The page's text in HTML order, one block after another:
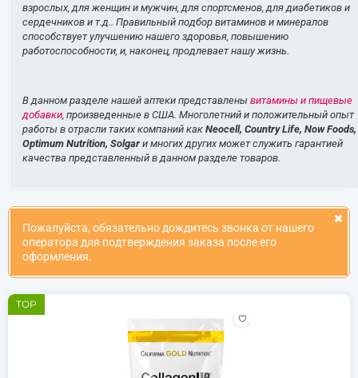
взрослых, для женщин и мужчин, для спортсменов, для диабетиков и
сердечников и т.д.. Правильный подбор витаминов и минералов
способствует улучшению нашего здоровья, повышению
работоспособности, и, наконец, продлевает нашу жизнь.
В данном разделе нашей аптеки представлены витамины и пищевые
добавки, произведенные в США. Многолетний и положительный опыт
работы в отрасли таких компаний как Neocell, Country Life, Now Foods,
Optimum Nutrition, Solgar и многих других может служить гарантией
качества представленный в данном разделе товаров.
Пожалуйста, обязательно дождитесь звонка от нашего
оператора для подтверждения заказа после его
оформления.
TOP